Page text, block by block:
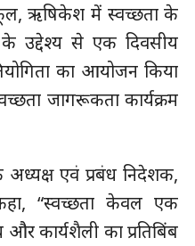
ऋषिकेश में स्वच्छता के
उद्देश्य से एक दिवसीय
का आयोजन किया
जागरूकता कार्यक्रम
अध्यक्ष एवं प्रबंध निदेशक,
“स्वच्छता केवल एक
कार्यशैली का प्रतिबिंब